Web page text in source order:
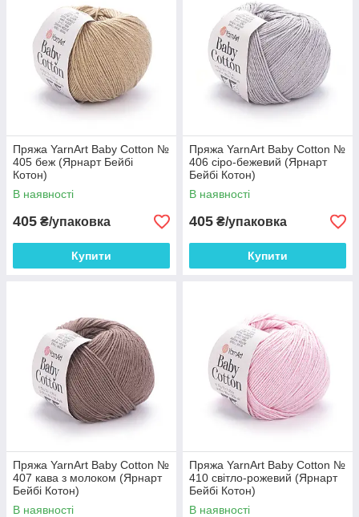
Пряжа YarnArt Baby Cotton №
405 беж (Ярнарт Бейбі
Котон)
В наявності
405 ₴/упаковка
Купити
Пряжа YarnArt Baby Cotton №
406 сіро-бежевий (Ярнарт
Бейбі Котон)
В наявності
405 ₴/упаковка
Купити
Пряжа YarnArt Baby Cotton №
407 кава з молоком (Ярнарт
Бейбі Котон)
В наявності
Пряжа YarnArt Baby Cotton №
410 світло-рожевий (Ярнарт
Бейбі Котон)
В наявності